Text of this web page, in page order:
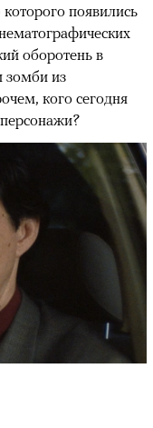
появились
оборотень в
зомби из
кого сегодня